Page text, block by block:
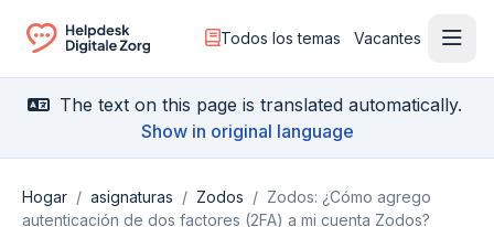
Ga naar de homepagina
Todos los temas Vacantes
The text on this page is translated automatically.
Show in original language
Hogar / asignaturas / Zodos / Zodos: ¿Cómo agrego
autenticación de dos factores (2FA) a mi cuenta Zodos?